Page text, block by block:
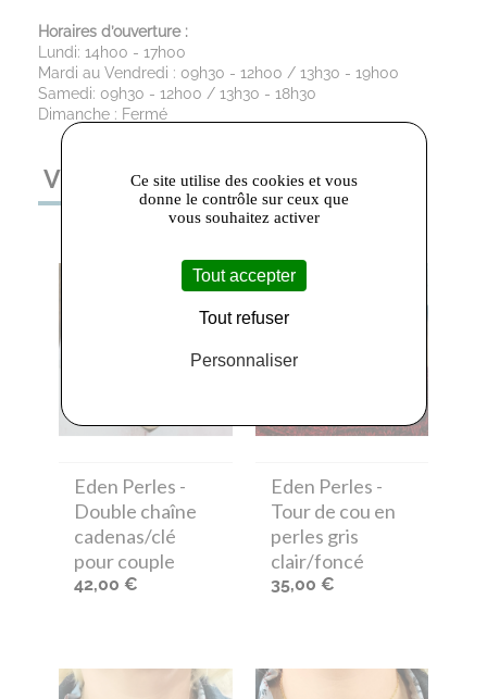
Horaires d’ouverture :
Lundi: 14h00 - 17h00
Mardi au Vendredi : 09h30 - 12h00 / 13h30 - 19h00
Samedi: 09h30 - 12h00 / 13h30 - 18h30
Dimanche : Fermé
VOUS AIMEREZ AUSSI
Eden Perles -
Double chaîne
cadenas/clé
pour couple
42,00 €
Eden Perles -
Tour de cou en
perles gris
clair/foncé
35,00 €
Ce site utilise des cookies et vous
donne le contrôle sur ceux que
vous souhaitez activer
Tout accepter
Tout refuser
Personnaliser